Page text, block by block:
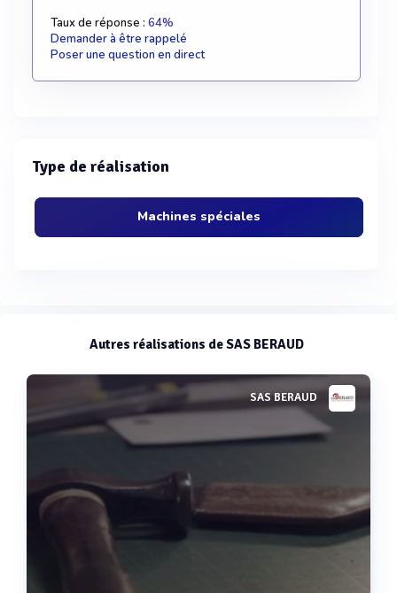
Taux de réponse : 64%
Demander à être rappelé
Poser une question en direct
Type de réalisation
Machines spéciales
Autres réalisations de SAS BERAUD
SAS BERAUD